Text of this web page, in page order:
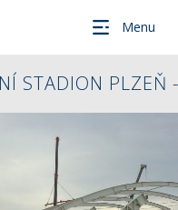
Menu
STADION PLZEŇ